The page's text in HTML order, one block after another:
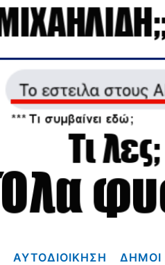
ΑΥΤΟΔΙΟΙΚΗΣΗ ΔΗΜΟΙ